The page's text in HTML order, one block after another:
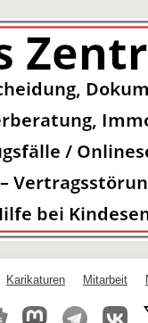
Karikaturen Mitarbeit